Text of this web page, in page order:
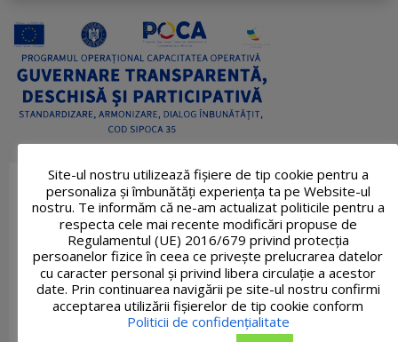
Site-ul nostru utilizează fişiere de tip cookie pentru a
personaliza și îmbunătăți experiența ta pe Website-ul
nostru. Te informăm că ne-am actualizat politicile pentru a
respecta cele mai recente modificări propuse de
Regulamentul (UE) 2016/679 privind protecția
persoanelor fizice în ceea ce privește prelucrarea datelor
cu caracter personal și privind libera circulație a acestor
date. Prin continuarea navigării pe site-ul nostru confirmi
acceptarea utilizării fişierelor de tip cookie conform
Politicii de confidențialitate